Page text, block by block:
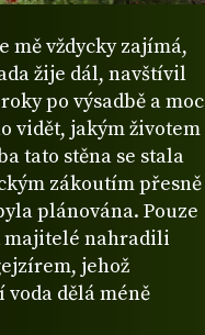
mě vždycky zajímá,
žije dál, navštívil
po výsadbě a moc
vidět, jakým životem
tato stěna se stala
zákoutím přesně
plánována. Pouze
majitelé nahradili
jehož
dělá méně